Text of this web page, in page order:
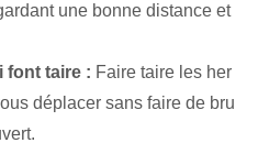
une bonne distance et
font taire : Faire taire les her
déplacer sans faire de bru